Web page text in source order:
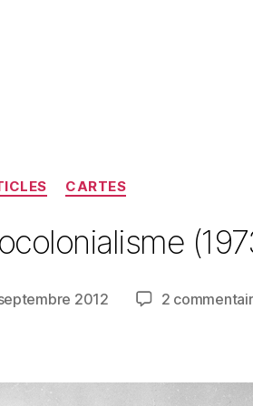
Catégories
CARTES
2012 2